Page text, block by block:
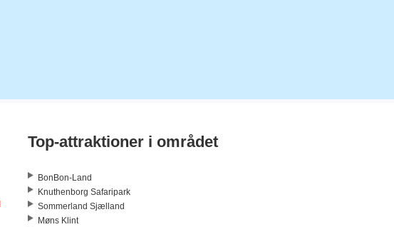
Top-attraktioner i området
BonBon-Land
Knuthenborg Safaripark
Sommerland Sjælland
Møns Klint